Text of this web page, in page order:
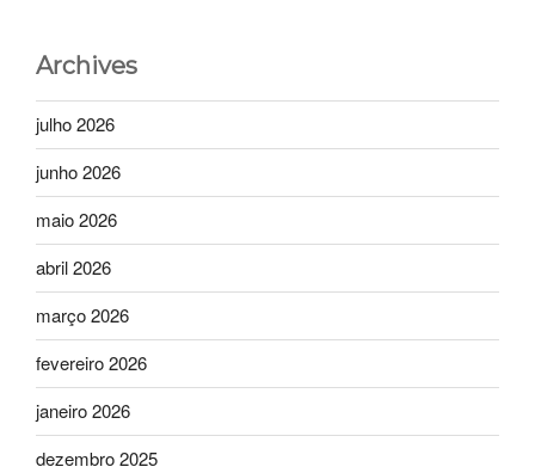
Archives
julho 2026
junho 2026
maio 2026
abril 2026
março 2026
fevereiro 2026
janeiro 2026
dezembro 2025